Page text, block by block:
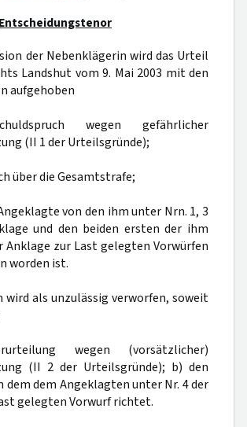
Entscheidungstenor
der Nebenklägerin wird das Urteil
Landshut vom 9. Mai 2003 mit den
aufgehoben
wegen gefährlicher
(II 1 der Urteilsgründe);
über die Gesamtstrafe;
von den ihm unter Nrn. 1, 3
und den beiden ersten der ihm
Anklage zur Last gelegten Vorwürfen
worden ist.
wird als unzulässig verworfen, soweit
wegen (vorsätzlicher)
(II 2 der Urteilsgründe); b) den
dem dem Angeklagten unter Nr. 4 der
gelegten Vorwurf richtet.